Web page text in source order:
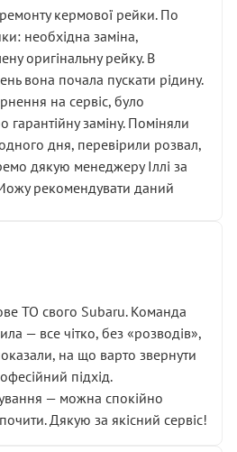
кермової рейки. По
необхідна заміна,
оригінальну рейку. В
вона почала пускати рідину.
на сервіс, було
заміну. Поміняли
дня, перевірили розвал,
дякую менеджеру Іллі за
рекомендувати даний
ТО свого Subaru. Команда
— все чітко, без «розводів»,
на що варто звернути
підхід.
— можна спокійно
Дякую за якісний сервіс!